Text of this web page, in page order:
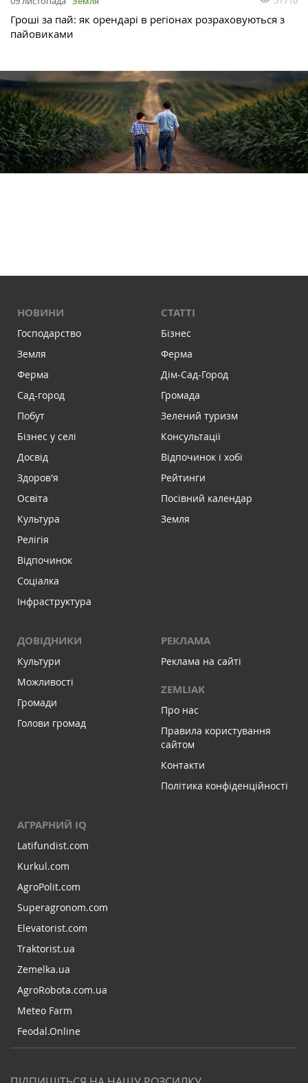
Гроші за пай: як орендарі в регіонах розраховуються з
пайовиками
НОВИНИ
Господарство
Земля
Ферма
Сад-город
Побут
Бізнес у селі
Досвід
Здоров'я
Освіта
Культура
Релігія
Відпочинок
Соціалка
Інфраструктура
СТАТТІ
Бізнес
Ферма
Дім-Сад-Город
Громада
Зелений туризм
Консультації
Відпочинок і хобі
Рейтинги
Посівний календар
Земля
ДОВІДНИКИ
Культури
Можливості
Громади
Голови громад
РЕКЛАМА
Реклама на сайті
ZEMLIAK
Про нас
Правила користування
сайтом
Контакти
Політика конфіденційності
АГРАРНИЙ IQ
Latifundist.com
Kurkul.com
AgroPolit.com
Superagronom.com
Elevatorist.com
Traktorist.ua
Zemelka.ua
AgroRobota.com.ua
Meteo Farm
Feodal.Online